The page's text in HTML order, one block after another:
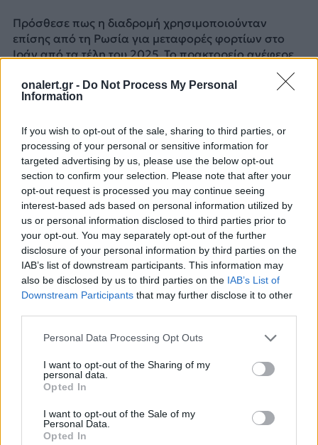
onalert.gr - Do Not Process My Personal
Information
If you wish to opt-out of the sale, sharing to third parties, or
processing of your personal or sensitive information for
targeted advertising by us, please use the below opt-out
section to confirm your selection. Please note that after your
opt-out request is processed you may continue seeing
interest-based ads based on personal information utilized by
us or personal information disclosed to third parties prior to
your opt-out. You may separately opt-out of the further
disclosure of your personal information by third parties on the
IAB’s list of downstream participants. This information may
also be disclosed by us to third parties on the IAB’s List of
Downstream Participants that may further disclose it to other
Personal Data Processing Opt Outs
I want to opt-out of the Sharing of my
personal data.
Opted In
I want to opt-out of the Sale of my
Personal Data.
Opted In
Πρόσθεσε πως η διαδρομή χρησιμοποιούνταν
επίσης από τη Ρωσία για μεταφορές φορτίων στο
Ιράν από τα τέλη του 2025. Το πρακτορείο ανέφερε
ολοκληρωθούν γρήγορα.
ΔΙΑΦΗΜΙΣΗ
ΑΜΕΡΙΚΑΝΙΚΗ ΒΑΣΗ